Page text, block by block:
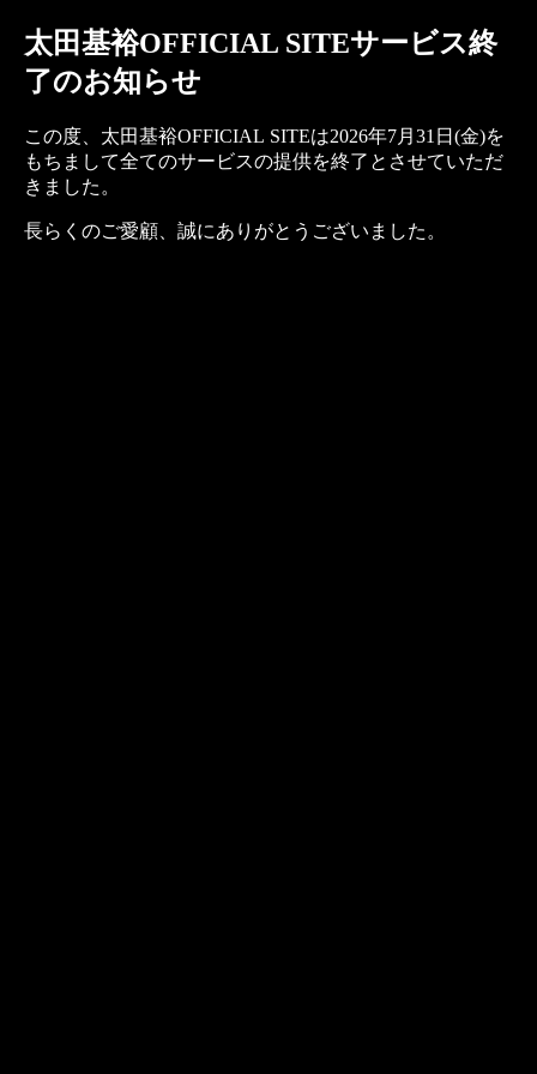
太田基裕OFFICIAL SITEサービス終
了のお知らせ
この度、太田基裕OFFICIAL SITEは2026年7月31日(金)を
もちまして全てのサービスの提供を終了とさせていただ
きました。
長らくのご愛顧、誠にありがとうございました。